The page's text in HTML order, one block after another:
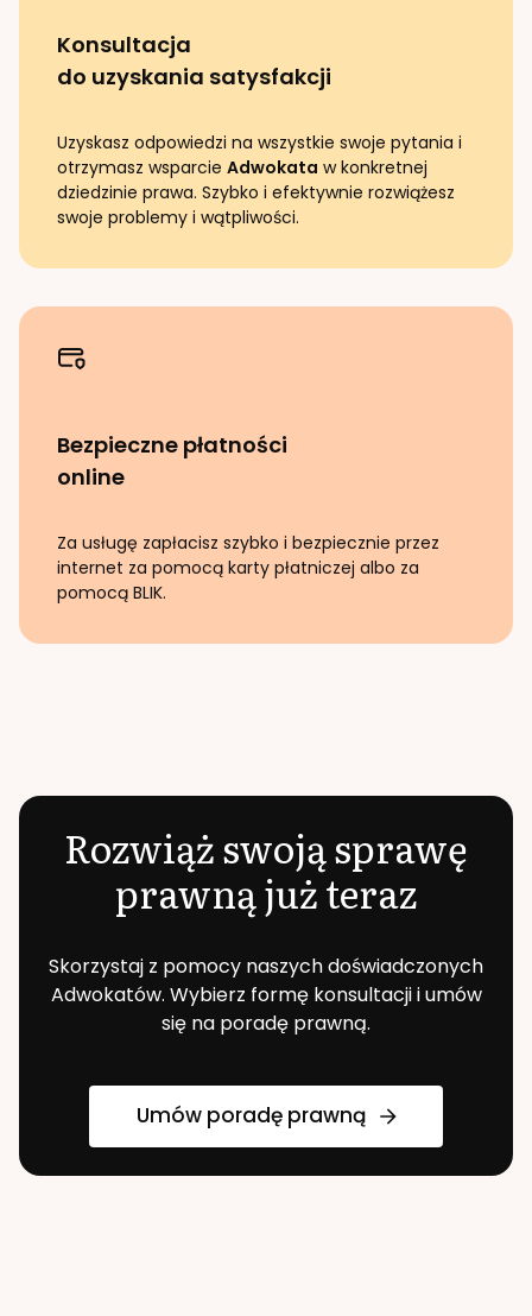
Konsultacja
do uzyskania satysfakcji
Uzyskasz odpowiedzi na wszystkie swoje pytania i
otrzymasz wsparcie Adwokata w konkretnej
dziedzinie prawa. Szybko i efektywnie rozwiążesz
swoje problemy i wątpliwości.
Bezpieczne płatności
online
Za usługę zapłacisz szybko i bezpiecznie przez
internet za pomocą karty płatniczej albo za
pomocą BLIK.
Rozwiąż swoją sprawę
prawną już teraz
Skorzystaj z pomocy naszych doświadczonych
Adwokatów. Wybierz formę konsultacji i umów
się na poradę prawną.
Umów poradę prawną